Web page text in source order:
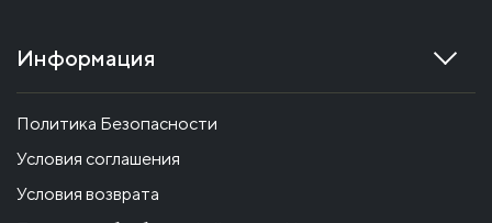
Информация
Политика Безопасности
Условия соглашения
Условия возврата